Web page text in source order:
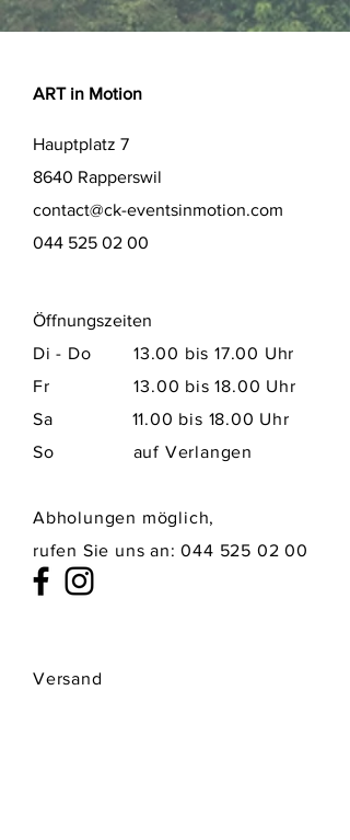
ART in Motion
Hauptplatz 7
8640 Rapperswil
contact@ck-eventsinmotion.com
044 525 02 00
Öffnungszeiten
Di - Do 13.00 bis 17.00 Uhr
Fr 13.00 bis 18.00 Uhr
Sa​ 11.00 bis 18.00 Uhr
So auf Verlangen
Abholungen möglich,
rufen Sie uns an:044 525 02 00
Versand